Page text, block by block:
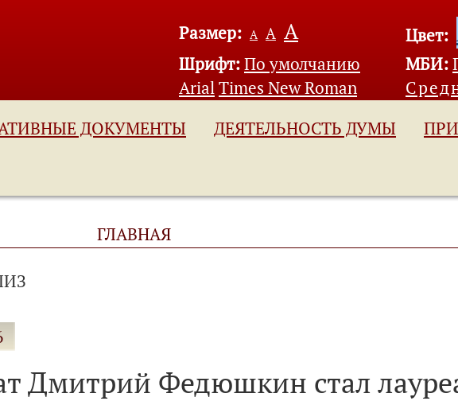
Размер: А А А Цвет:
Шрифт:По умолчанию
ArialTimes New Roman
МБИ:
ДОКУМЕНТЫ ДЕЯТЕЛЬНОСТЬ ДУМЫ
ГЛАВНАЯ
Дмитрий Федюшкин стал